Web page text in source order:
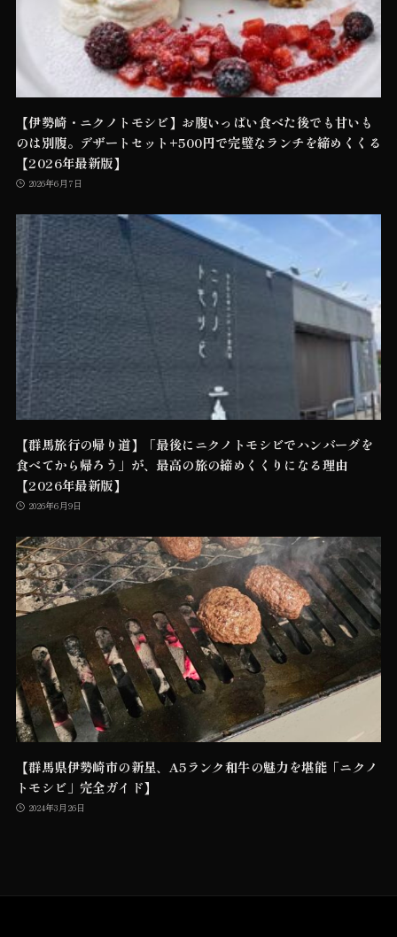
【伊勢崎・ニクノトモシビ】お腹いっぱい食べた後でも甘いも
のは別腹。デザートセット+500円で完璧なランチを締めくくる
【2026年最新版】
2026年6月7日
【群馬旅行の帰り道】「最後にニクノトモシビでハンバーグを
食べてから帰ろう」が、最高の旅の締めくくりになる理由
【2026年最新版】
2026年6月9日
【群馬県伊勢崎市の新星、A5ランク和牛の魅力を堪能「ニクノ
トモシビ」完全ガイド】
2024年3月26日